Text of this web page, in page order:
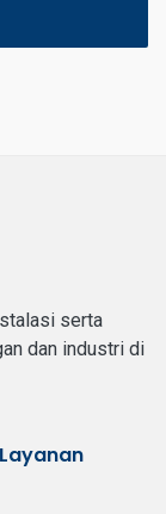
serta
dan industri di